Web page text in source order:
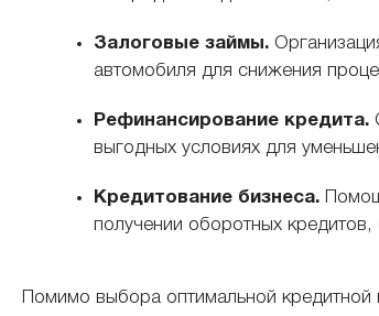
Залоговые займы.
автомобиля для снижения
Рефинансирование кредита.
выгодных условиях для
Кредитование бизнеса.
получении оборотных
Помимо выбора оптимальной